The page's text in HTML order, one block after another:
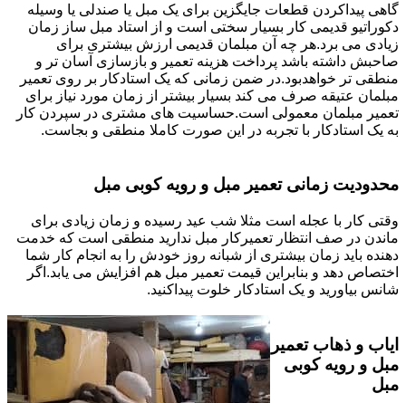
گاهی پیداکردن قطعات جایگزین برای یک مبل یا صندلی یا وسیله
دکوراتیو قدیمی کار بسیار سختی است و از استاد مبل ساز زمان
زیادی می برد.هر چه آن مبلمان قدیمی ارزش بیشتری برای
صاحبش داشته باشد پرداخت هزینه تعمیر و بازسازی آسان تر و
منطقی تر خواهدبود.در ضمن زمانی که یک استادکار بر روی تعمیر
مبلمان عتیقه صرف می کند بسیار بیشتر از زمان مورد نیاز برای
تعمیر مبلمان معمولی است.حساسیت های مشتری در سپردن کار
به یک استادکار با تجربه در این صورت کاملا منطقی و بجاست.
محدودیت زمانی تعمیر مبل و رویه کوبی مبل
وقتی کار با عجله است مثلا شب عید رسیده و زمان زیادی برای
ماندن در صف انتظار تعمیرکار مبل ندارید منطقی است که خدمت
دهنده باید زمان بیشتری از شبانه روز خودش را به انجام کار شما
اختصاص دهد و بنابراین قیمت تعمیر مبل هم افزایش می یابد.اگر
شانس بیاورید و یک استادکار خلوت پیداکنید.
ایاب و ذهاب تعمیر
مبل و رویه کوبی
مبل